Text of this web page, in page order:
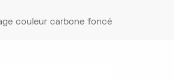
couleur carbone foncé